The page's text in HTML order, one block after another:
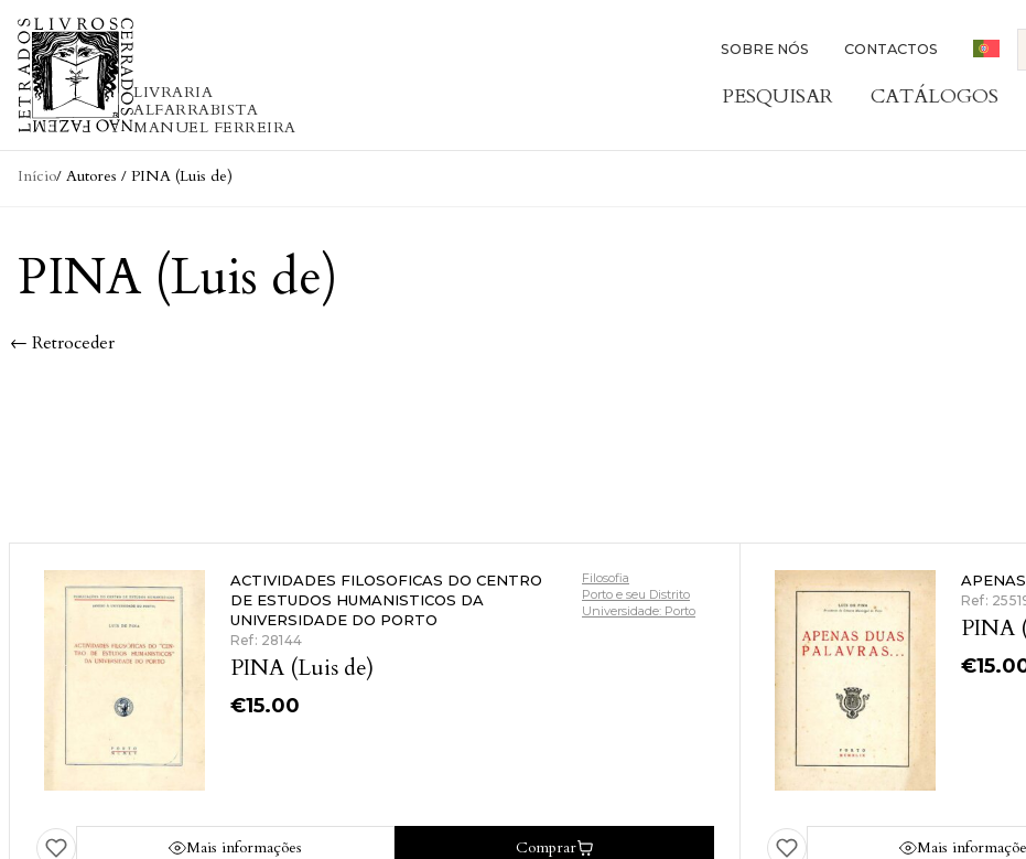
Skip to content
LIVRARIA
ALFARRABISTA
MANUEL FERREIRA
SOBRE NÓS CONTACTOS
PESQUISAR CATÁLOGOS
Início/ Autores / PINA (Luis de)
PINA (Luis de)
← Retroceder
ACTIVIDADES FILOSOFICAS DO CENTRO
DE ESTUDOS HUMANISTICOS DA
UNIVERSIDADE DO PORTO
Ref: 28144
PINA (Luis de)
€15.00
Filosofia
Porto e seu Distrito
Universidade: Porto
Mais informações Comprar
Ref:
PINA
€
Mais